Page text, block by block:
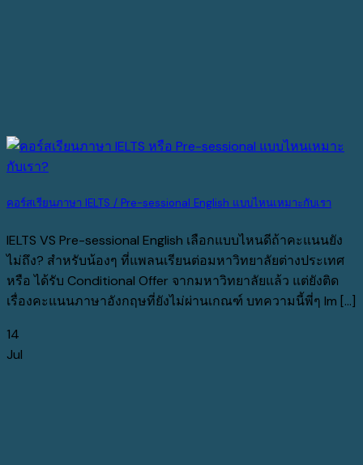
คอร์สเรียนภาษา IELTS / Pre-sessional English แบบไหนเหมาะกับเรา
IELTS VS Pre-sessional English เลือกแบบไหนดีถ้าคะแนนยัง
ไม่ถึง? สำหรับน้องๆ ที่แพลนเรียนต่อมหาวิทยาลัยต่างประเทศ
หรือ ได้รับ Conditional Offer จากมหาวิทยาลัยแล้ว แต่ยังติด
เรื่องคะแนนภาษาอังกฤษที่ยังไม่ผ่านเกณฑ์ บทความนี้พี่ๆ Im [...]
14
Jul